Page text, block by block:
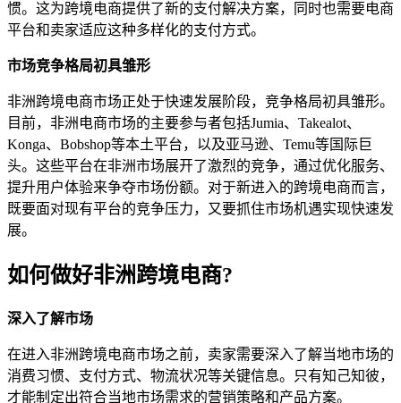
惯。这为跨境电商提供了新的支付解决方案，同时也需要电商
平台和卖家适应这种多样化的支付方式。
市场竞争格局初具雏形
非洲跨境电商市场正处于快速发展阶段，竞争格局初具雏形。
目前，非洲电商市场的主要参与者包括Jumia、Takealot、
Konga、Bobshop等本土平台，以及亚马逊、Temu等国际巨
头。这些平台在非洲市场展开了激烈的竞争，通过优化服务、
提升用户体验来争夺市场份额。对于新进入的跨境电商而言，
既要面对现有平台的竞争压力，又要抓住市场机遇实现快速发
展。
如何做好非洲跨境电商?
深入了解市场
在进入非洲跨境电商市场之前，卖家需要深入了解当地市场的
消费习惯、支付方式、物流状况等关键信息。只有知己知彼，
才能制定出符合当地市场需求的营销策略和产品方案。